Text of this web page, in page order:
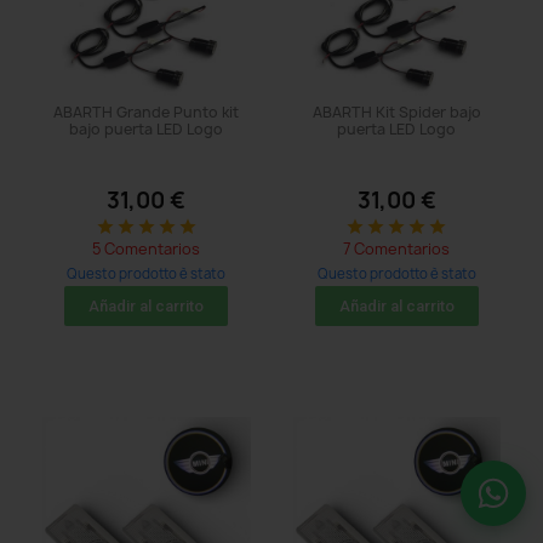
ABARTH Grande Punto kit
bajo puerta LED Logo
31,00 €
star star star star star
5 Comentarios
Questo prodotto è stato
acquistato: 8 times
Añadir al carrito
ABARTH Kit Spider bajo
puerta LED Logo
31,00 €
star star star star star
7 Comentarios
Questo prodotto è stato
acquistato: 20 times
Añadir al carrito